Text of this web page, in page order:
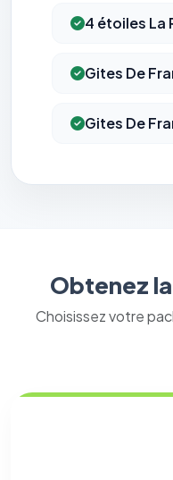
4 étoiles La
Gites De
Gites De
Obtenez
Choisissez votre